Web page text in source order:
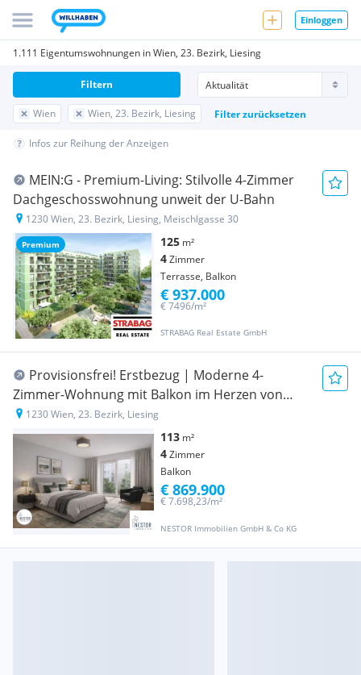
Einloggen
1.111 Eigentumswohnungen in Wien, 23. Bezirk, Liesing
Wien Wien, 23. Bezirk, Liesing Filter zurücksetzen
Filtern
Infos zur Reihung der Anzeigen
Premium
MEIN:G - Premium-Living: Stilvolle 4-Zimmer
Dachgeschosswohnung unweit der U-Bahn
1230 Wien, 23. Bezirk, Liesing, Meischlgasse 30
125 m²
4Zimmer
Terrasse, Balkon
STRABAG Real Estate GmbH
€ 7496/m²
€ 937.000
Provisionsfrei! Erstbezug | Moderne 4-
Zimmer-Wohnung mit Balkon im Herzen von
Liesing - Schlüsselfertig
1230 Wien, 23. Bezirk, Liesing
113 m²
4Zimmer
Balkon
NESTOR Immobilien GmbH & Co KG
€ 7.698,23/m²
€ 869.900